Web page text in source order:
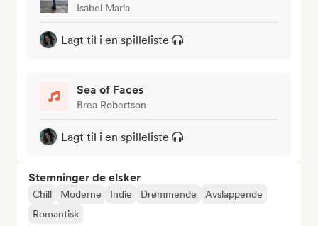
Isabel Maria
Lagt til i en spilleliste
Sea of Faces
Brea Robertson
Lagt til i en spilleliste
Stemninger de elsker
Chill Moderne Indie Drømmende
Avslappende
Romantisk